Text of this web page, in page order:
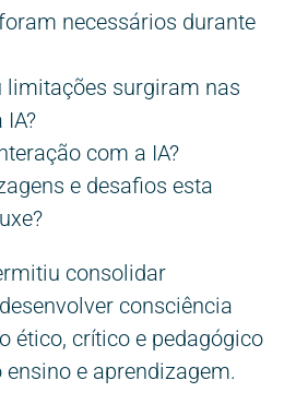
necessários durante
limitações surgiram nas
IA?
com a IA?
e desafios esta
consolidar
consciência
ético, crítico e pedagógico
ensino e aprendizagem.